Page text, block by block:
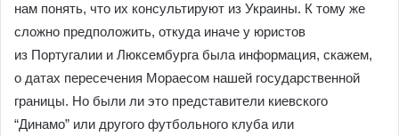
нам понять, что их консультируют из Украины. К тому же
сложно предположить, откуда иначе у юристов
из Португалии и Люксембурга была информация, скажем,
о датах пересечения Мораесом нашей государственной
границы. Но были ли это представители киевского
“Динамо” или другого футбольного клуба или